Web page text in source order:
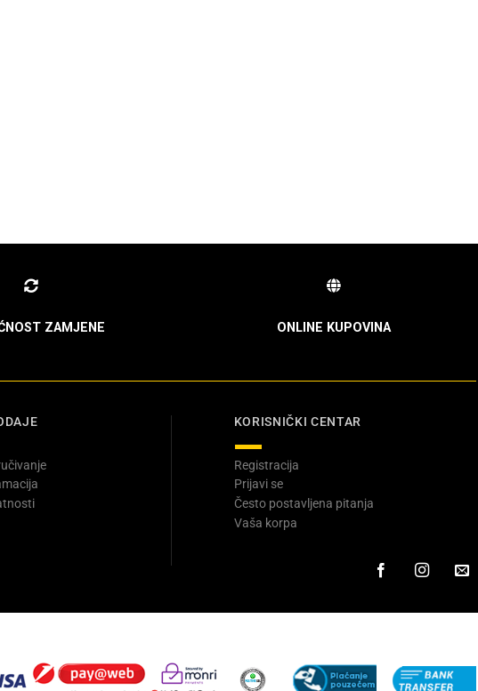
ZAMJENE ONLINE KUPOVINA
KORISNIČKI CENTAR
Registracija
Prijavi se
Često postavljena pitanja
Vaša korpa